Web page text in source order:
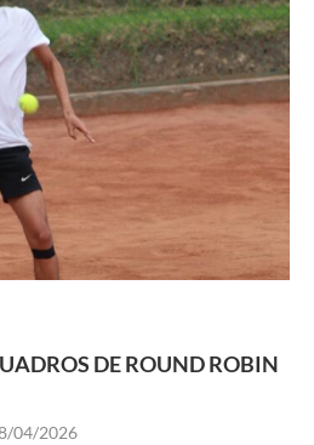
DE ROUND ROBIN
04/2026